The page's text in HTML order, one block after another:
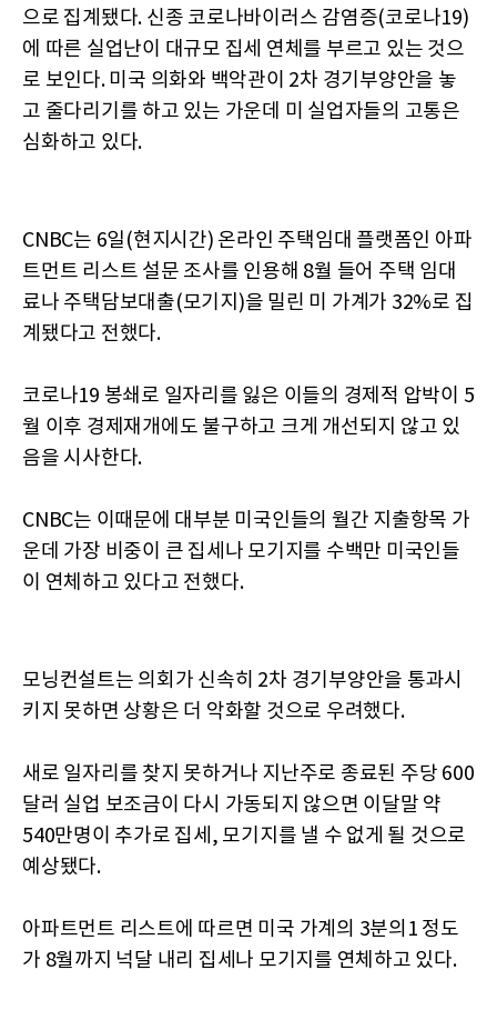
으로 집계됐다. 신종 코로나바이러스 감염증(코로나19)
에 따른 실업난이 대규모 집세 연체를 부르고 있는 것으
로 보인다. 미국 의화와 백악관이 2차 경기부양안을 놓
고 줄다리기를 하고 있는 가운데 미 실업자들의 고통은
심화하고 있다.
CNBC는 6일(현지시간) 온라인 주택임대 플랫폼인 아파
트먼트 리스트 설문 조사를 인용해 8월 들어 주택 임대
료나 주택담보대출(모기지)을 밀린 미 가계가 32%로 집
계됐다고 전했다.
코로나19 봉쇄로 일자리를 잃은 이들의 경제적 압박이 5
월 이후 경제재개에도 불구하고 크게 개선되지 않고 있
음을 시사한다.
CNBC는 이때문에 대부분 미국인들의 월간 지출항목 가
운데 가장 비중이 큰 집세나 모기지를 수백만 미국인들
이 연체하고 있다고 전했다.
모닝컨설트는 의회가 신속히 2차 경기부양안을 통과시
키지 못하면 상황은 더 악화할 것으로 우려했다.
새로 일자리를 찾지 못하거나 지난주로 종료된 주당 600
달러 실업 보조금이 다시 가동되지 않으면 이달말 약
540만명이 추가로 집세, 모기지를 낼 수 없게 될 것으로
예상됐다.
아파트먼트 리스트에 따르면 미국 가계의 3분의1 정도
가 8월까지 넉달 내리 집세나 모기지를 연체하고 있다.